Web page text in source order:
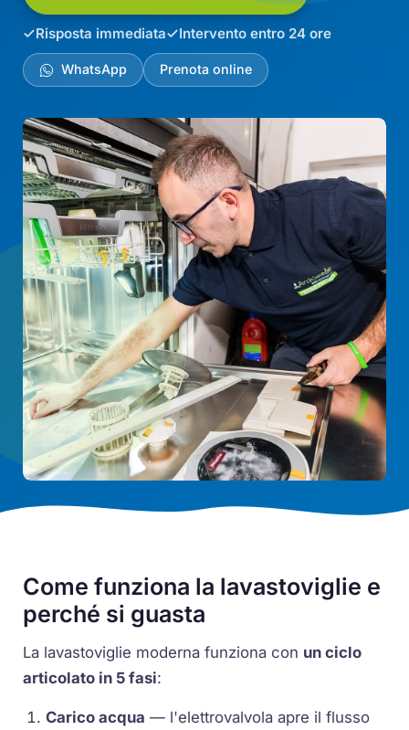
Risposta immediata Intervento entro 24 ore
WhatsApp Prenota online
Come funziona la lavastoviglie e
perché si guasta
La lavastoviglie moderna funziona con un ciclo
articolato in 5 fasi:
Carico acqua — l'elettrovalvola apre il flusso